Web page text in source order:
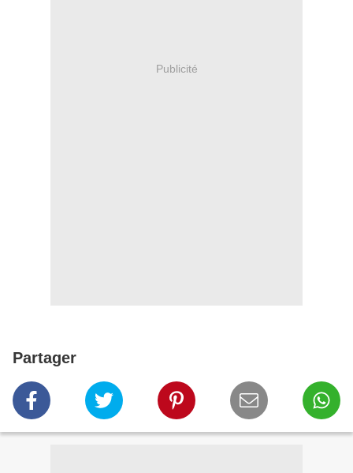
Publicité
Partager